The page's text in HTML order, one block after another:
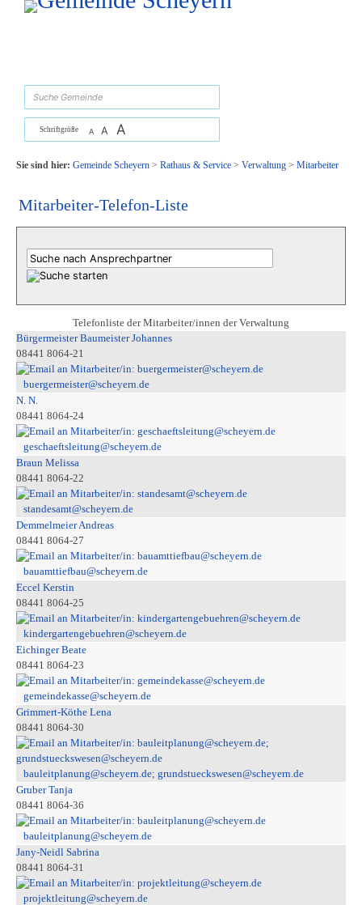
Zum Inhalt, zur Navigationoder zur Startseite springen.
Schriftgröße A A A
Sie sind hier: Gemeinde Scheyern> Rathaus & Service> Verwaltung> Mitarbeiter
Mitarbeiter-Telefon-Liste
Telefonliste der Mitarbeiter/innen der Verwaltung
Bürgermeister Baumeister Johannes
08441 8064-21
buergermeister@scheyern.de
N. N.
08441 8064-24
geschaeftsleitung@scheyern.de
Braun Melissa
08441 8064-22
standesamt@scheyern.de
Demmelmeier Andreas
08441 8064-27
bauamttiefbau@scheyern.de
Eccel Kerstin
08441 8064-25
kindergartengebuehren@scheyern.de
Eichinger Beate
08441 8064-23
gemeindekasse@scheyern.de
Grimmert-Köthe Lena
08441 8064-30
bauleitplanung@scheyern.de; grundstueckswesen@scheyern.de
Gruber Tanja
08441 8064-36
bauleitplanung@scheyern.de
Jany-Neidl Sabrina
08441 8064-31
projektleitung@scheyern.de